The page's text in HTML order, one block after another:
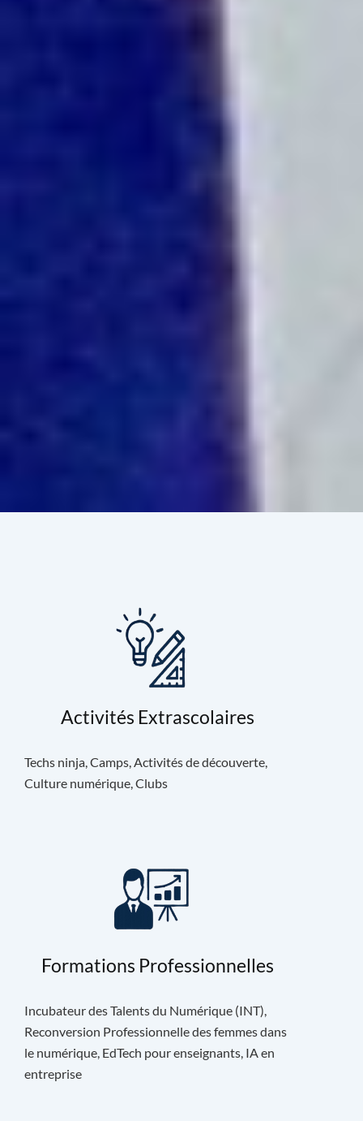
Activités Extrascolaires
Techs ninja, Camps, Activités de découverte,
Culture numérique, Clubs
Formations Professionnelles
Incubateur des Talents du Numérique (INT),
Reconversion Professionnelle des femmes dans
le numérique, EdTech pour enseignants, IA en
entreprise